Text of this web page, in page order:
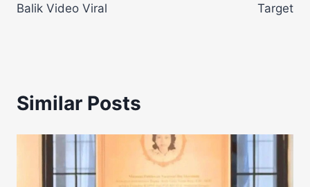
Balik Video Viral
Target
Similar Posts